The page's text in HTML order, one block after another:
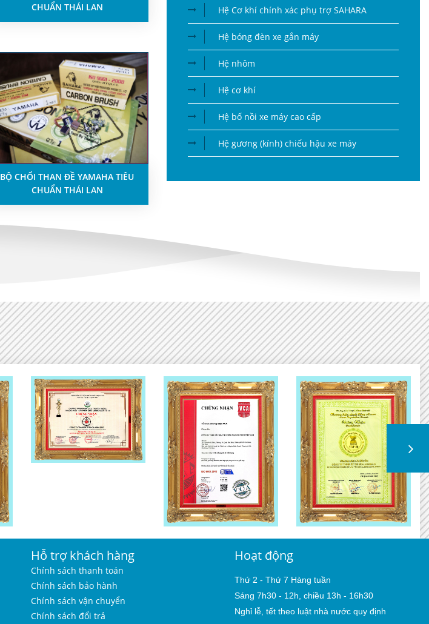
CHUẨN THÁI LAN
BỘ CHỔI THAN ĐỀ YAMAHA TIÊU
CHUẨN THÁI LAN
Hệ Cơ khí chính xác phụ trợ SAHARA
Hệ bóng đèn xe gắn máy
Hệ nhôm
Hệ cơ khí
Hệ bố nồi xe máy cao cấp
Hệ gương (kính) chiếu hậu xe máy
Hỗ trợ khách hàng
Chính sách thanh toán
Chính sách bảo hành
Chính sách vận chuyển
Chính sách đổi trả
Hoạt động
Thứ 2 - Thứ 7 Hàng tuần
Sáng 7h30 - 12h, chiều 13h - 16h30
Nghỉ lễ, tết theo luật nhà nước quy định